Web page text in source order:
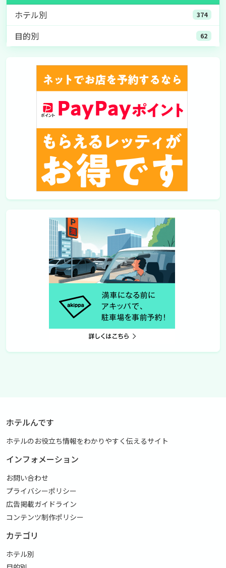
ホテル別
374
目的別 62
ホテルんです
ホテルのお役立ち情報をわかりやすく伝えるサイト
インフォメーション
お問い合わせ
プライバシーポリシー
広告掲載ガイドライン
コンテンツ制作ポリシー
カテゴリ
ホテル別